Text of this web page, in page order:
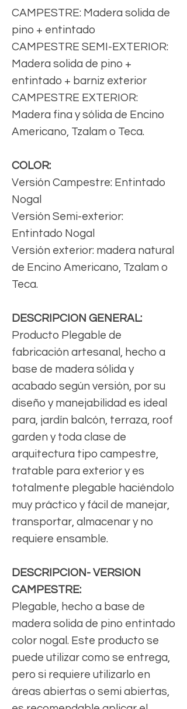
CAMPESTRE: Madera solida de
pino + entintado
CAMPESTRE SEMI-EXTERIOR:
Madera solida de pino +
entintado + barniz exterior
CAMPESTRE EXTERIOR:
Madera fina y sólida de Encino
Americano, Tzalam o Teca.
COLOR:
Versión Campestre: Entintado
Nogal
Versión Semi-exterior:
Entintado Nogal
Versión exterior: madera natural
de Encino Americano, Tzalam o
Teca.
DESCRIPCION GENERAL:
Producto Plegable de
fabricación artesanal, hecho a
base de madera sólida y
acabado según versión, por su
diseño y manejabilidad es ideal
para, jardín balcón, terraza, roof
garden y toda clase de
arquitectura tipo campestre,
tratable para exterior y es
totalmente plegable haciéndolo
muy práctico y fácil de manejar,
transportar, almacenar y no
requiere ensamble.
DESCRIPCION- VERSION
CAMPESTRE:
Plegable, hecho a base de
madera solida de pino entintado
color nogal. Este producto se
puede utilizar como se entrega,
pero si requiere utilizarlo en
áreas abiertas o semi abiertas,